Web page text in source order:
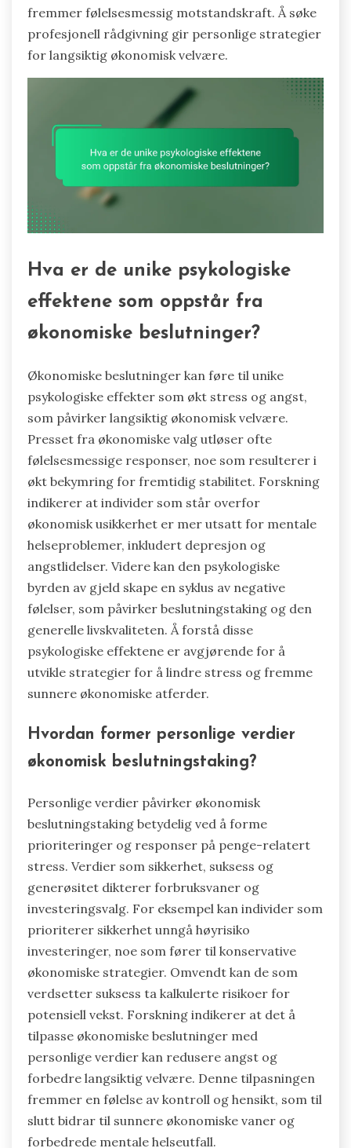
fremmer følelsesmessig motstandskraft. Å søke
profesjonell rådgivning gir personlige strategier
for langsiktig økonomisk velvære.
Hva er de unike psykologiske
effektene som oppstår fra
økonomiske beslutninger?
Økonomiske beslutninger kan føre til unike
psykologiske effekter som økt stress og angst,
som påvirker langsiktig økonomisk velvære.
Presset fra økonomiske valg utløser ofte
følelsesmessige responser, noe som resulterer i
økt bekymring for fremtidig stabilitet. Forskning
indikerer at individer som står overfor
økonomisk usikkerhet er mer utsatt for mentale
helseproblemer, inkludert depresjon og
angstlidelser. Videre kan den psykologiske
byrden av gjeld skape en syklus av negative
følelser, som påvirker beslutningstaking og den
generelle livskvaliteten. Å forstå disse
psykologiske effektene er avgjørende for å
utvikle strategier for å lindre stress og fremme
sunnere økonomiske atferder.
Hvordan former personlige verdier
økonomisk beslutningstaking?
Personlige verdier påvirker økonomisk
beslutningstaking betydelig ved å forme
prioriteringer og responser på penge-relatert
stress. Verdier som sikkerhet, suksess og
generøsitet dikterer forbruksvaner og
investeringsvalg. For eksempel kan individer som
prioriterer sikkerhet unngå høyrisiko
investeringer, noe som fører til konservative
økonomiske strategier. Omvendt kan de som
verdsetter suksess ta kalkulerte risikoer for
potensiell vekst. Forskning indikerer at det å
tilpasse økonomiske beslutninger med
personlige verdier kan redusere angst og
forbedre langsiktig velvære. Denne tilpasningen
fremmer en følelse av kontroll og hensikt, som til
slutt bidrar til sunnere økonomiske vaner og
forbedrede mentale helseutfall.